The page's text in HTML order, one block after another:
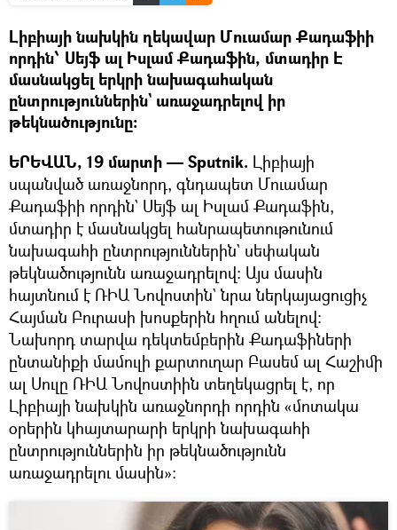
Լիբիայի նախկին ղեկավար Մուամար Քադաֆիի
որդին՝ Սեյֆ ալ Իսլամ Քադաֆին, մտադիր Է
մասնակցել երկրի նախագահական
ընտրություններին` առաջադրելով իր
թեկնածությունը։
ԵՐԵՎԱՆ, 19 մարտի — Sputnik. Լիբիայի
սպանված առաջնորդ, գնդապետ Մուամար
Քադաֆիի որդին` Սեյֆ ալ Իսլամ Քադաֆին,
մտադիր է մասնակցել հանրապետութունում
նախագահի ընտրություններին` սեփական
թեկնածությունն առաջադրելով։ Այս մասին
հայտնում է ՌԻԱ Նովոստին` նրա ներկայացուցիչ
Հայման Բուրասի խոսքերին հղում անելով։
Նախորդ տարվա դեկտեմբերին Քադաֆիների
ընտանիքի մամուլի քարտուղար Բասեմ ալ Հաշիմի
ալ Սուլը ՌԻԱ Նովոստիին տեղեկացրել է, որ
Լիբիայի նախկին առաջնորդի որդին «մոտակա
օրերին կհայտարարի երկրի նախագահի
ընտրություններին իր թեկնածությունն
առաջադրելու մասին»։